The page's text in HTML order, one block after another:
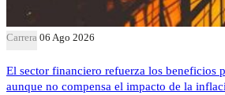
Carrera 06 Ago 2026
El sector financiero refuerza los beneficios
aunque no compensa el impacto de la